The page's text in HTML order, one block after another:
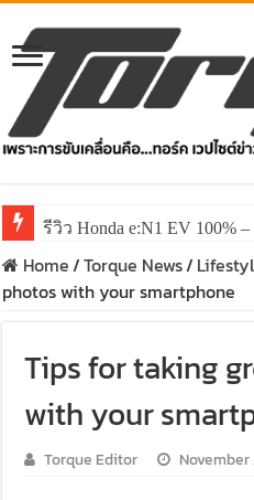
รีวิว Honda e:N1 EV 100%
Home/Torque News/
photos with your smartphone
Tips for taking
with your
Torque Editor November